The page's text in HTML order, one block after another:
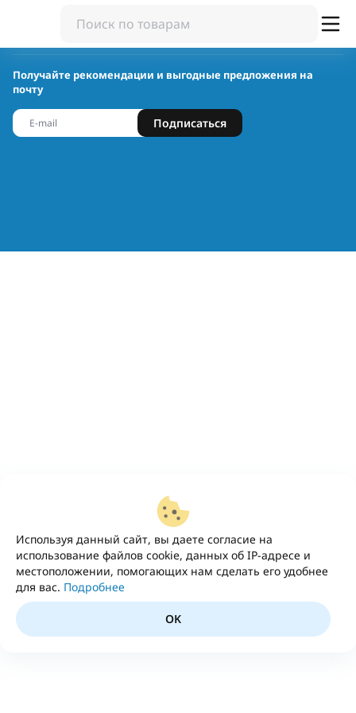
Используя данный сайт, вы даете согласие на
использование файлов cookie, данных об IP-адресе и
местоположении, помогающих нам сделать его удобнее
для вас. Подробнее
OK
Получайте рекомендации и выгодные предложения на
почту
Подписаться